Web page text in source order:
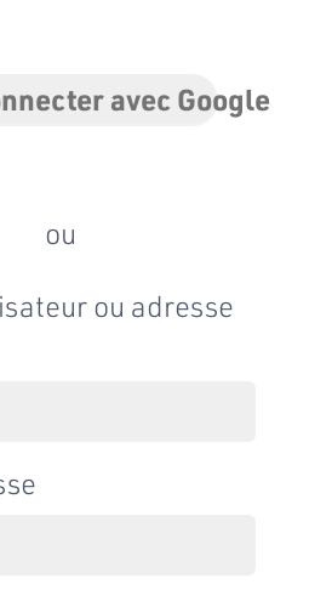
avec Google
ou
ou adresse